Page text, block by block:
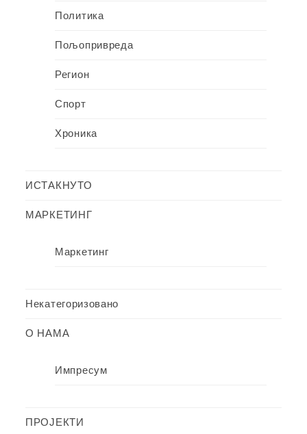
Политика
Пољопривреда
Регион
Спорт
Хроника
ИСТАКНУТО
МАРКЕТИНГ
Маркетинг
Некатегоризовано
О НАМА
Импресум
ПРОЈЕКТИ